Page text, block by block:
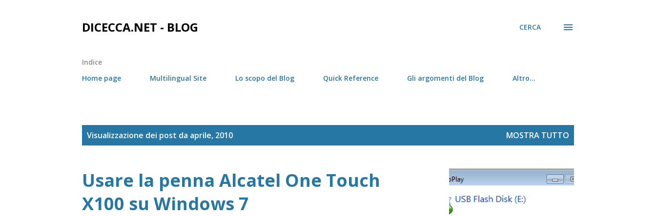
DICECCA.NET - BLOG CERCA
Indice
Home page
Multilingual Site Lo scopo del Blog Quick Reference Gli argomenti del Blog Altro…
Visualizzazione dei post da aprile, 2010 MOSTRA TUTTO
Usare la penna Alcatel One Touch
X100 su Windows 7